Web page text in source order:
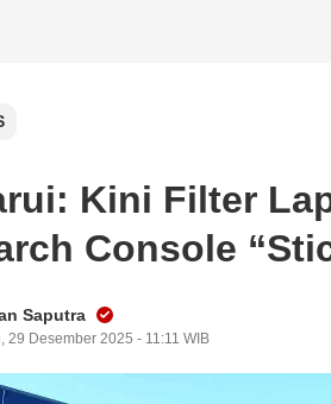
Kini Filter
Console
Saputra
29 Desember 2025 - 11:11 WIB